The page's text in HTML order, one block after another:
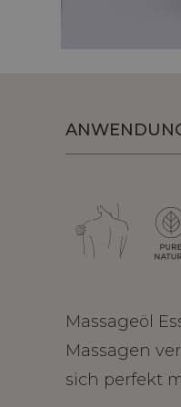
Massageöl
Massagen
sich perfekt